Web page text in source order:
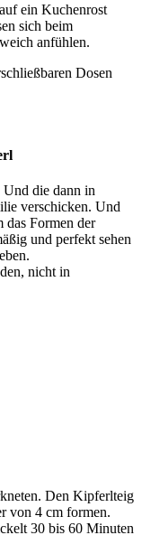
ein Kuchenrost
sich beim
anfühlen.
Dosen
die dann in
verschicken. Und
das Formen der
und perfekt sehen
nicht in
Den Kipferlteig
von 4 cm formen.
30 bis 60 Minuten